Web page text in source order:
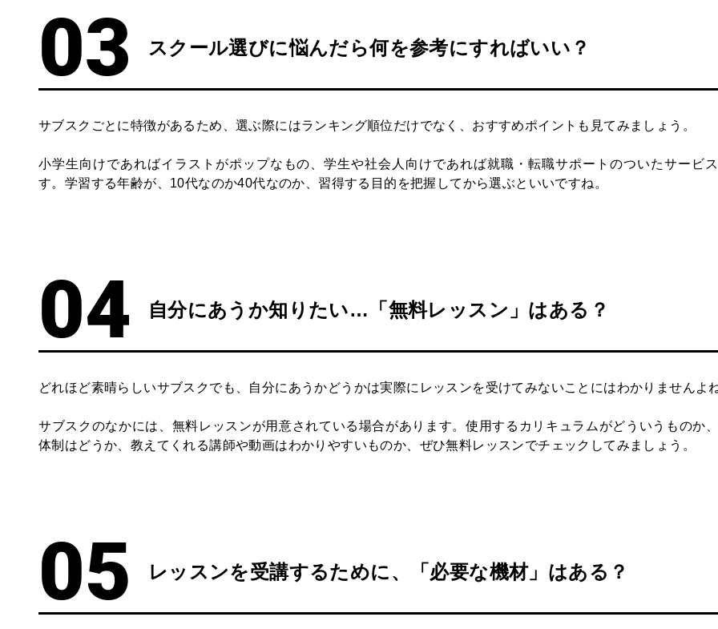
スクール選びに悩んだら何を参考にすればいい？
サブスクごとに特徴があるため、選ぶ際にはランキング順位だけでなく、おすすめポイントも見てみましょう。
小学生向けであればイラストがポップなもの、学生や社会人向けであれば就職・転職サポートのついたサービ
す。学習する年齢が、10代なのか40代なのか、習得する目的を把握してから選ぶといいですね。
自分にあうか知りたい…「無料レッスン」はある？
どれほど素晴らしいサブスクでも、自分にあうかどうかは実際にレッスンを受けてみないことにはわかりませんよね
サブスクのなかには、無料レッスンが用意されている場合があります。使用するカリキュラムがどういうものか
体制はどうか、教えてくれる講師や動画はわかりやすいものか、ぜひ無料レッスンでチェックしてみましょう。
レッスンを受講するために、「必要な機材」はある？